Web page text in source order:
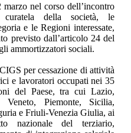
nel corso dell’incontro
della società, le
e le Regioni interessate,
previsto dall’articolo 24 del
ammortizzatori sociali.
per cessazione di attività
e lavoratori occupati nei 35
del Paese, tra cui Lazio,
Veneto, Piemonte, Sicilia,
e Friuli-Venezia Giulia, ai
nazionale del terziario,